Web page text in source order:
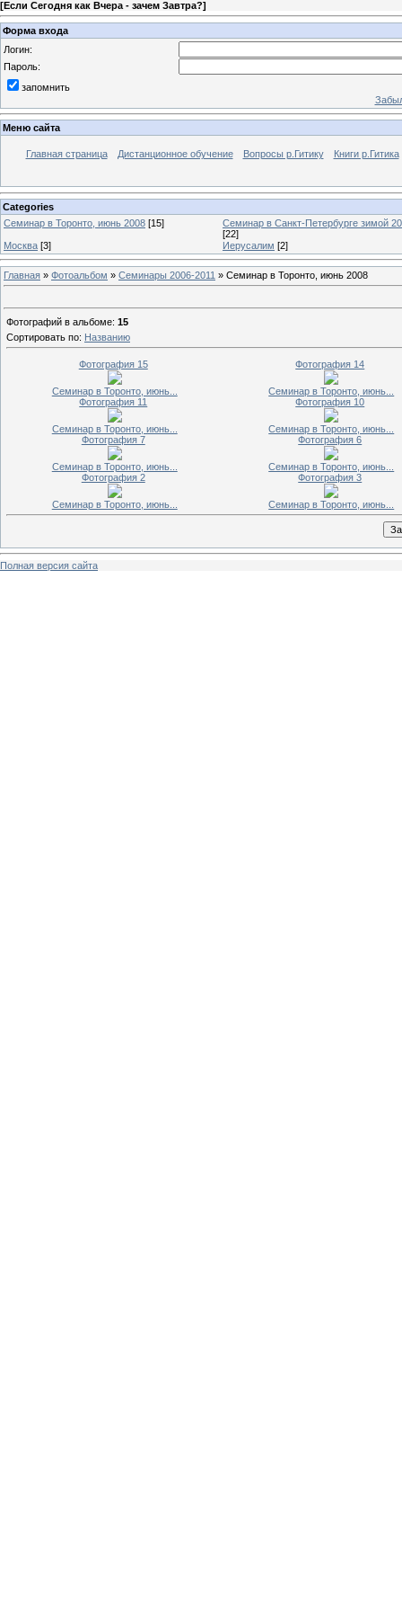
[Если Сегодня как Вчера - зачем Завтра?]
Форма входа
Логин:
Пароль:
запомнить
Меню сайта
Главная страница Дистанционное обучение Вопросы р.Гитику Книги р.Гитика
Categories
Семинар в Торонто, июнь 2008 [15]
Семинар в Санкт-Петербурге зимой
[22]
Москва [3] Иерусалим [2]
Главная » Фотоальбом » Семинары 2006-2011 » Семинар в Торонто, июнь 2008
Фотографий в альбоме: 15
Сортировать по: Названию
Фотография 15
Семинар в Торонто, июнь...
Фотография 14
Семинар в Торонто, июнь...
Фотография 11
Семинар в Торонто, июнь...
Фотография 10
Семинар в Торонто, июнь...
Фотография 7
Семинар в Торонто, июнь...
Фотография 6
Семинар в Торонто, июнь...
Фотография 2
Семинар в Торонто, июнь...
Фотография 3
Семинар в Торонто, июнь...
Полная версия сайта